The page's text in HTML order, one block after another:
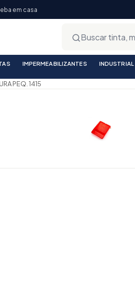
em casa
IMPERMEABILIZANTES INDUSTRIAL
PEQ. 1415